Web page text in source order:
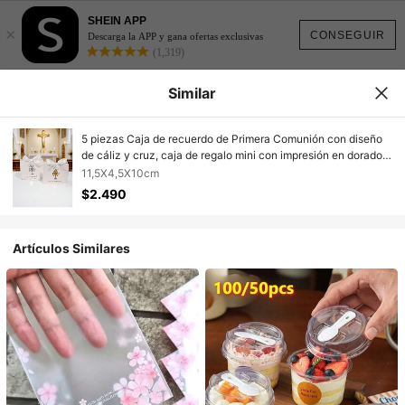
CONSEGUIR
×
SHEIN APP
Descarga la APP y gana ofertas exclusivas
(1,319)
Similar
5 piezas Caja de recuerdo de Primera Comunión con diseño
de cáliz y cruz, caja de regalo mini con impresión en dorado y
plateado, lazo de cinta de satén, elegante soporte para
dulces para ceremonia de la iglesia, pequeña caja de regalo,
fácil de ensamblar
11,5X4,5X10cm
$2.490
Artículos Similares